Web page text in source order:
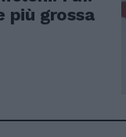
più grossa